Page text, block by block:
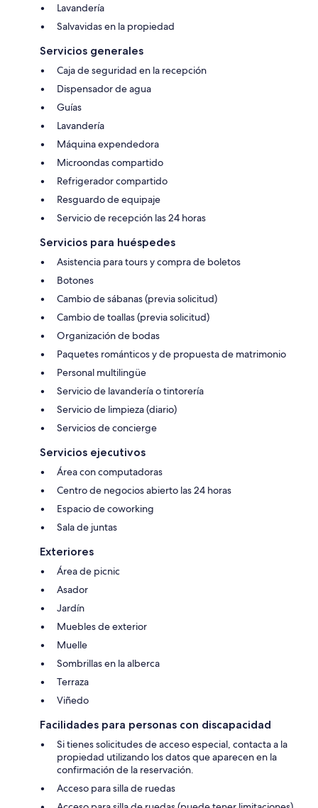
Lavandería
Salvavidas en la propiedad
Servicios generales
Caja de seguridad en la recepción
Dispensador de agua
Guías
Lavandería
Máquina expendedora
Microondas compartido
Refrigerador compartido
Resguardo de equipaje
Servicio de recepción las 24 horas
Servicios para huéspedes
Asistencia para tours y compra de boletos
Botones
Cambio de sábanas (previa solicitud)
Cambio de toallas (previa solicitud)
Organización de bodas
Paquetes románticos y de propuesta de matrimonio
Personal multilingüe
Servicio de lavandería o tintorería
Servicio de limpieza (diario)
Servicios de concierge
Servicios ejecutivos
Área con computadoras
Centro de negocios abierto las 24 horas
Espacio de coworking
Sala de juntas
Exteriores
Área de picnic
Asador
Jardín
Muebles de exterior
Muelle
Sombrillas en la alberca
Terraza
Viñedo
Facilidades para personas con discapacidad
Si tienes solicitudes de acceso especial, contacta a la
propiedad utilizando los datos que aparecen en la
confirmación de la reservación.
Acceso para silla de ruedas